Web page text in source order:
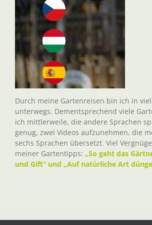
Durch meine Gartenreisen bin ich in
unterwegs. Dementsprechend viele
ich mittlerweile, die andere Sprachen
genug, zwei Videos aufzunehmen, die
sechs Sprachen übersetzt. Viel
meiner Gartentipps: „So geht das
und Gift“ und „Auf natürliche Art